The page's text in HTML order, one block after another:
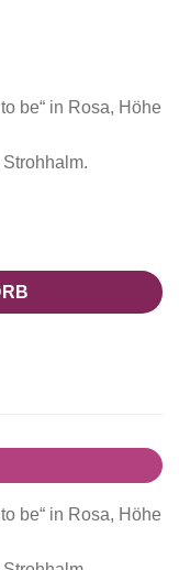
be“ in Rosa, Höhe
Menge
be“ in Rosa, Höhe